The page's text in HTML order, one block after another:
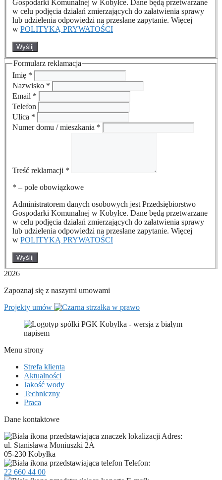
Gospodarki Komunalnej w Kobyłce. Dane będą przetwarzane
w celu podjęcia działań zmierzających do załatwienia sprawy
lub udzielenia odpowiedzi na przesłane zapytanie. Więcej
w POLITYKĄ PRYWATOŚCI
Wyślij
Formularz reklamacja
Imię *
Nazwisko *
Email *
Telefon
Ulica *
Numer domu / mieszkania *
Treść reklamacji *
* – pole obowiązkowe
Administratorem danych osobowych jest Przedsiębiorstwo
Gospodarki Komunalnej w Kobyłce. Dane będą przetwarzane
w celu podjęcia działań zmierzających do załatwienia sprawy
lub udzielenia odpowiedzi na przesłane zapytanie. Więcej
w POLITYKĄ PRYWATOŚCI
Wyślij
2026
Zapoznaj się z naszymi umowami
Projekty umów
Menu strony
Strefa klienta
Aktualności
Jakość wody
Techniczny
Praca
Dane kontaktowe
Adres:
ul. Stanisława Moniuszki 2A
05-230 Kobyłka
Telefon:
22 660 44 00